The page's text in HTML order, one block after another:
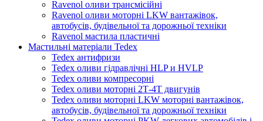
Ravenol оливи трансмісійні
Ravenol оливи моторні LKW вантажівок,
автобусів, будівельної та дорожньої техніки
Ravenol мастила пластичні
Мастильні матеріали Tedex
Tedex антифризи
Tedex оливи гідравлічні HLP и HVLP
Tedex оливи компресорні
Tedex оливи моторні 2Т-4Т двигунів
Tedex оливи моторні LKW моторні вантажівок,
автобусів, будівельної та дорожньої техніки